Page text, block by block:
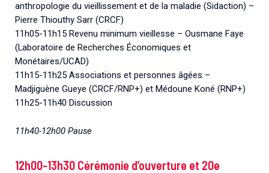
anthropologie du vieillissement et de la maladie (Sidaction) –
Pierre Thiouthy Sarr (CRCF)
11h05-11h15 Revenu minimum vieillesse – Ousmane Faye
(Laboratoire de Recherches Économiques et
Monétaires/UCAD)
11h15-11h25 Associations et personnes âgées –
Madjiguène Gueye (CRCF/RNP+) et Médoune Koné (RNP+)
11h25-11h40 Discussion
11h40-12h00 Pause
12h00-13h30 Cérémonie d’ouverture et 20e